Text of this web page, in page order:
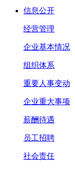
信息公开
经营管理
企业基本情况
组织体系
重要人事变动
企业重大事项
薪酬待遇
员工招聘
社会责任